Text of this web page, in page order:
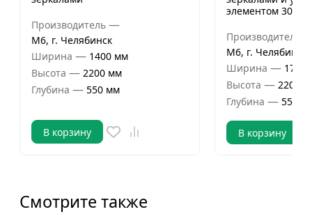
Производитель —
М6, г. Челябинск
Ширина — 1400 мм
Высота — 2200 мм
Глубина — 550 мм
В корзину
элементом 300
Производитель
М6, г. Челябинск
Ширина — 1700
Высота — 2200
Глубина — 550
В корзину
Смотрите также